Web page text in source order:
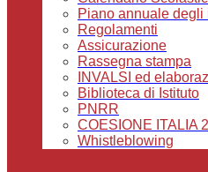
Piano annuale
Regolamenti
Assicurazione
Rassegna stampa
INVALSI ed
Biblioteca di Istituto
PNRR
COESIONE ITALIA
Whistleblowing